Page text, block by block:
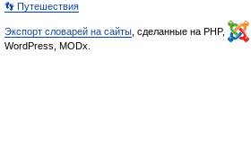
👣 Путешествия
Экспорт словарей на сайты , сделанные на PHP,
WordPress, MODx.